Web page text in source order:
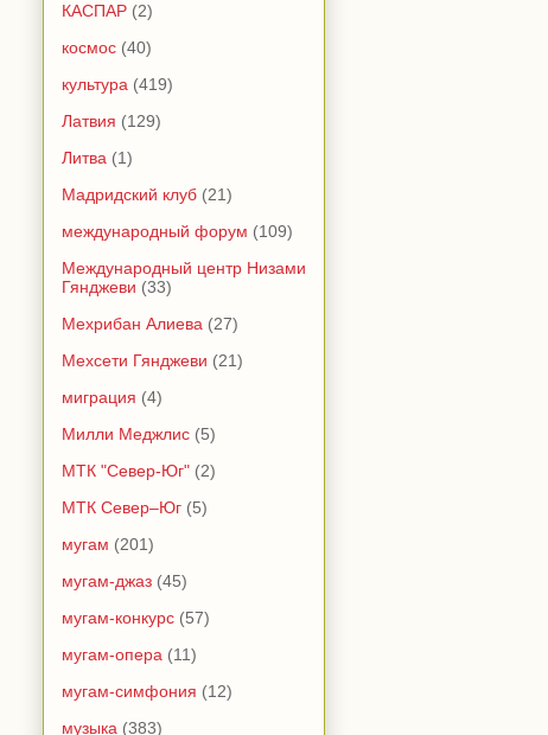
КАСПАР (2)
космос (40)
культура (419)
Латвия (129)
Литва (1)
Мадридский клуб (21)
международный форум (109)
Международный центр Низами
Гянджеви (33)
Мехрибан Алиева (27)
Мехсети Гянджеви (21)
миграция (4)
Милли Меджлис (5)
МТК "Север-Юг" (2)
МТК Север–Юг (5)
мугам (201)
мугам-джаз (45)
мугам-конкурс (57)
мугам-опера (11)
мугам-симфония (12)
музыка (383)